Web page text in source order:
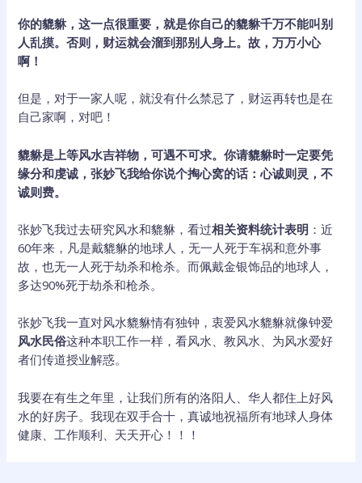
你的貔貅，这一点很重要，就是你自己的貔貅千万不能叫别
人乱摸。否则，财运就会溜到那别人身上。故，万万小心
啊！
但是，对于一家人呢，就没有什么禁忌了，财运再转也是在
自己家啊，对吧！
貔貅是上等风水吉祥物，可遇不可求。你请貔貅时一定要凭
缘分和虔诚，张妙飞我给你说个掏心窝的话：心诚则灵，不
诚则费。
张妙飞我过去研究风水和貔貅，看过相关资料统计表明 ：近
60年来，凡是戴貔貅的地球人，无一人死于车祸和意外事
故，也无一人死于劫杀和枪杀。而佩戴金银饰品的地球人，
多达90%死于劫杀和枪杀。
张妙飞我一直对风水貔貅情有独钟，衷爱风水貔貅就像钟爱
风水民俗这种本职工作一样，看风水、教风水、为风水爱好
者们传道授业解惑。
我要在有生之年里，让我们所有的洛阳人、华人都住上好风
水的好房子。我现在双手合十，真诚地祝福所有地球人身体
健康、工作顺利、天天开心！！！